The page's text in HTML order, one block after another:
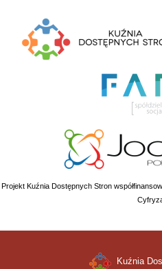
Projekt Kuźnia Dostępnych Stron
Kuźnia